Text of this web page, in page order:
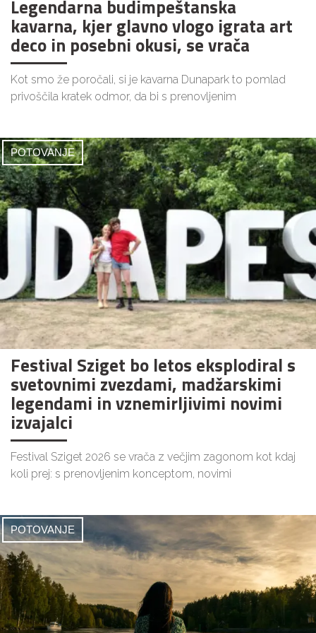
Legendarna budimpeštanska
kavarna, kjer glavno vlogo igrata art
deco in posebni okusi, se vrača
Kot smo že poročali, si je kavarna Dunapark to pomlad
privoščila kratek odmor, da bi s prenovljenim
POTOVANJE
Festival Sziget bo letos eksplodiral s
svetovnimi zvezdami, madžarskimi
legendami in vznemirljivimi novimi
izvajalci
Festival Sziget 2026 se vrača z večjim zagonom kot kdaj
koli prej: s prenovljenim konceptom, novimi
POTOVANJE